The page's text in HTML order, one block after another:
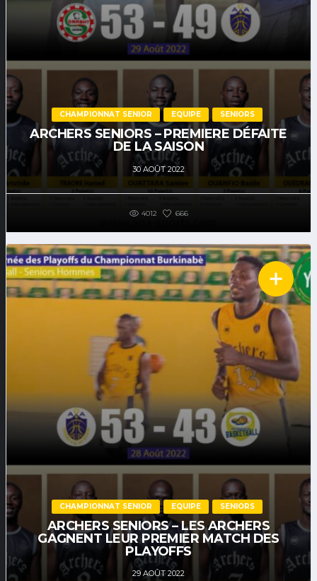
CHAMPIONNAT SENIOR EQUIPE SENIORS
ARCHERS SENIORS – PREMIERE DÉFAITE
DE LA SAISON
30 AOÛT 2022
4012 666
CHAMPIONNAT SENIOR EQUIPE SENIORS
ARCHERS SENIORS – LES ARCHERS
GAGNENT LEUR PREMIER MATCH DES
PLAYOFFS
29 AOÛT 2022